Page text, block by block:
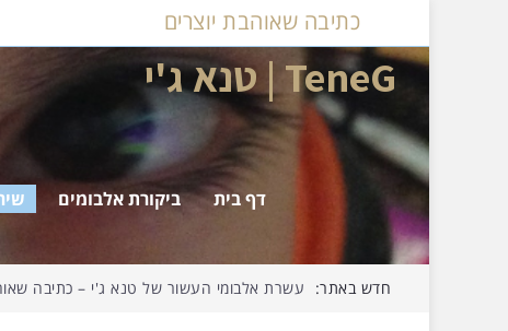
כתיבה שאוהבת יוצרים
TeneG | טנא ג'י
דף בית ביקורת אלבומים
חדש באתר: דצמבר ג'י – על אלבומי החודש שחלף…